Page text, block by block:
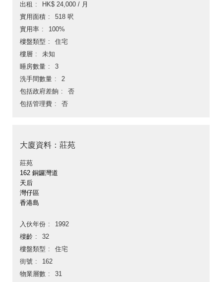
出租
HK$ 24,000 / 月
實用面積
518 呎
實用率
100%
樓盤類型
住宅
樓層
未知
睡房數量
3
洗手間數量
2
包括政府差餉
否
包括管理費
否
大廈資料：莊苑
莊苑
162 銅鑼灣道
天后
灣仔區
香港島
入伙年份
1992
樓齡
32
樓盤類型
住宅
街號
162
物業層數
31